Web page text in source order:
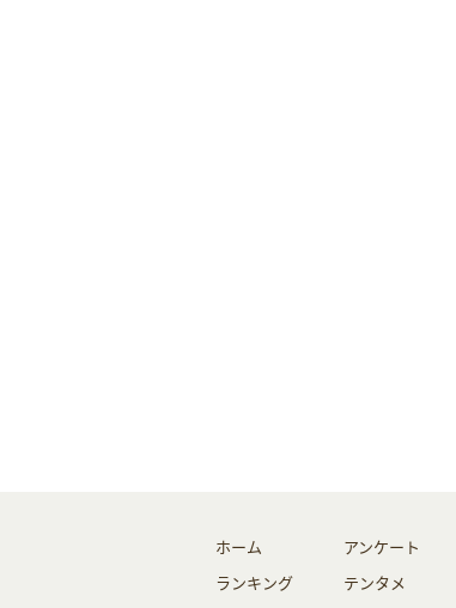
ホーム
ランキング
アンケート
テンタメ